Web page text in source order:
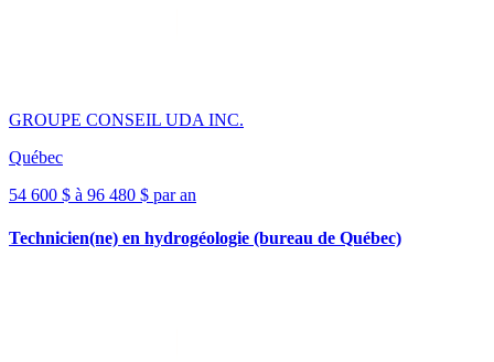
GROUPE CONSEIL UDA INC.
Québec
54 600 $ à 96 480 $ par an
Technicien(ne) en hydrogéologie (bureau de Québec)